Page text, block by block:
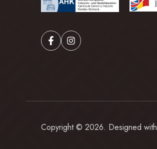
Copyright © 2026. Designed with